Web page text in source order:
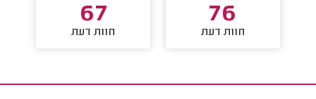
76
חוות דעת
67
חוות דעת